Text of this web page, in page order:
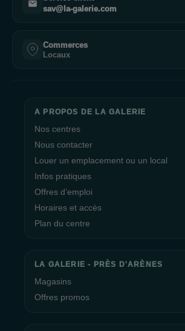
sav@la-galerie.com
Commerces
Locaux
A PROPOS DE LA GALERIE
Nos centres
Nous contacter
Louer un emplacement ou un local
Infos pratiques
Offres d’emploi
Horaires et accès
Plan du centre
LA GALERIE - PRÈS D'ARÈNES
Magasins
Offres promos